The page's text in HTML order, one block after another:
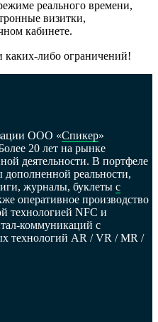
реального времени,
визитки,
кабинете.
либо ограничений!
ООО «Спикер»
20 лет на рынке
деятельности. В портфеле
реальности,
журналы, буклеты с
оперативное производство
технологией NFC и
коммуникаций с
технологий AR / VR / MR /